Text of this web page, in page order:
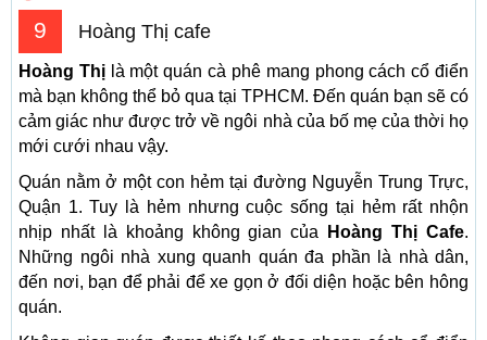
9 Hoàng Thị cafe
Hoàng Thị là một quán cà phê mang phong cách cổ điển
mà bạn không thể bỏ qua tại TPHCM. Đến quán bạn sẽ có
cảm giác như được trở về ngôi nhà của bố mẹ của thời họ
mới cưới nhau vậy.
Quán nằm ở một con hẻm tại đường Nguyễn Trung Trực,
Quận 1. Tuy là hẻm nhưng cuộc sống tại hẻm rất nhộn
nhịp nhất là khoảng không gian của Hoàng Thị Cafe.
Những ngôi nhà xung quanh quán đa phần là nhà dân,
đến nơi, bạn để phải để xe gọn ở đối diện hoặc bên hông
quán.